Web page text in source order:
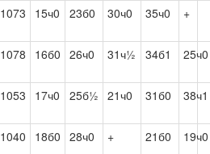
1073 15ч0 23б0 30ч0 35ч0 +
1078 16б0 26ч0 31ч½ 34б1 25ч0
1053 17ч0 25б½ 21ч0 31б0 38ч1
1040 18б0 28ч0 + 21б0 19ч0